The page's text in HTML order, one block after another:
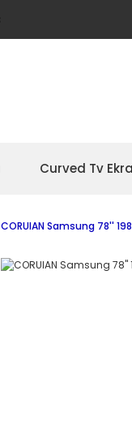
Curved Tv
CORUIAN Samsung 78''